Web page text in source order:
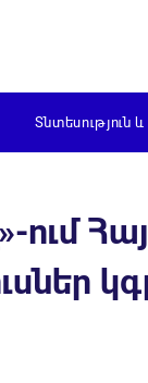
Տնտեսություն
ում